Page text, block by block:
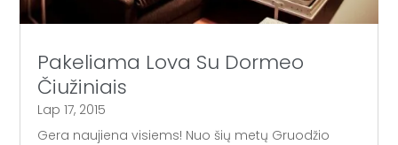
Pakeliama Lova Su Dormeo
Čiužiniais
Lap 17, 2015
Gera naujiena visiems! Nuo šių metų Gruodžio